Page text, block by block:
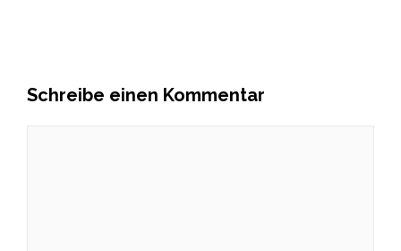
Schreibe einen Kommentar